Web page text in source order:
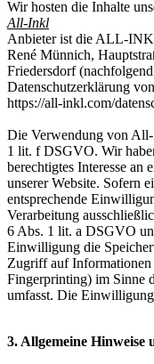
Wir hosten die Inhalte
All-Inkl
Anbieter ist die ALL-
René Münnich,
Friedersdorf
Datenschutzerklärung
https://all-inkl.com/
Die Verwendung von
1 lit. f DSGVO. Wir
berechtigtes Interesse an
unserer Website. Sofern
entsprechende
Verarbeitung
6 Abs. 1 lit. a DSGVO
Einwilligung die
Zugriff auf
Fingerprinting) im Sinne
umfasst. Die
3. Allgemeine